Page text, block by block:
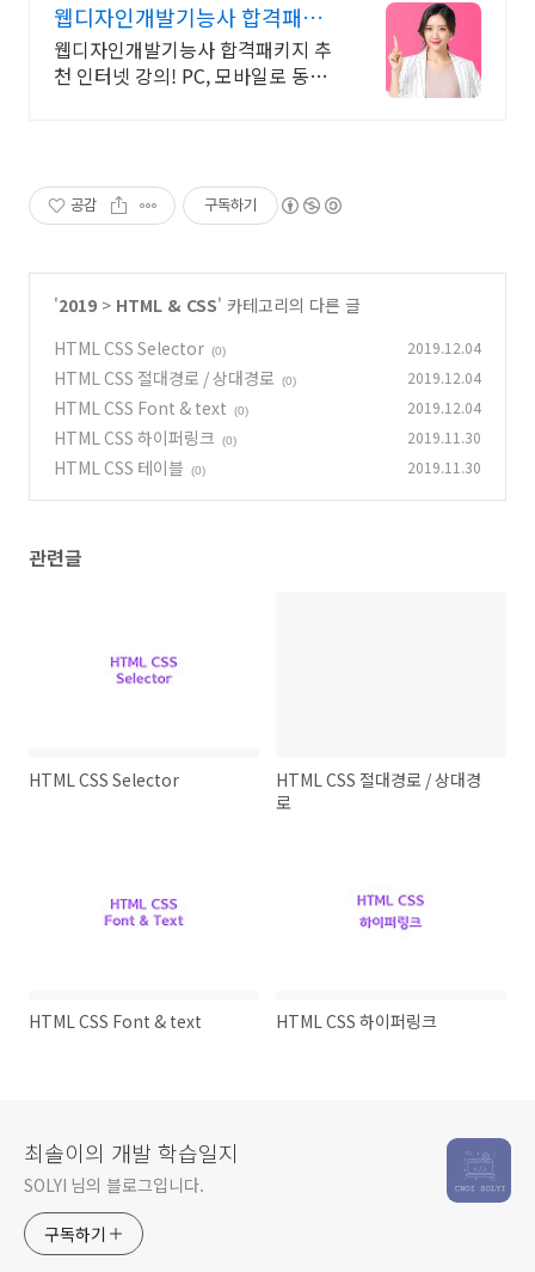
웹디자인개발기능사 합격패키
지 PC/스마트폰 동영상강의
웹디자인개발기능사 합격패키지 추
천 인터넷 강의! PC, 모바일로 동시
공감 구독하기
'2019 > HTML & CSS' 카테고리의 다른 글
HTML CSS Selector (0) 2019.12.04
HTML CSS 절대경로 / 상대경로 (0) 2019.12.04
HTML CSS Font & text (0) 2019.12.04
HTML CSS 하이퍼링크 (0) 2019.11.30
HTML CSS 테이블 (0) 2019.11.30
관련글
HTML CSS Selector
HTML CSS 절대경로 / 상대경
로
HTML CSS Font & text HTML CSS 하이퍼링크
최솔이의 개발 학습일지
SOLYI 님의 블로그입니다.
구독하기